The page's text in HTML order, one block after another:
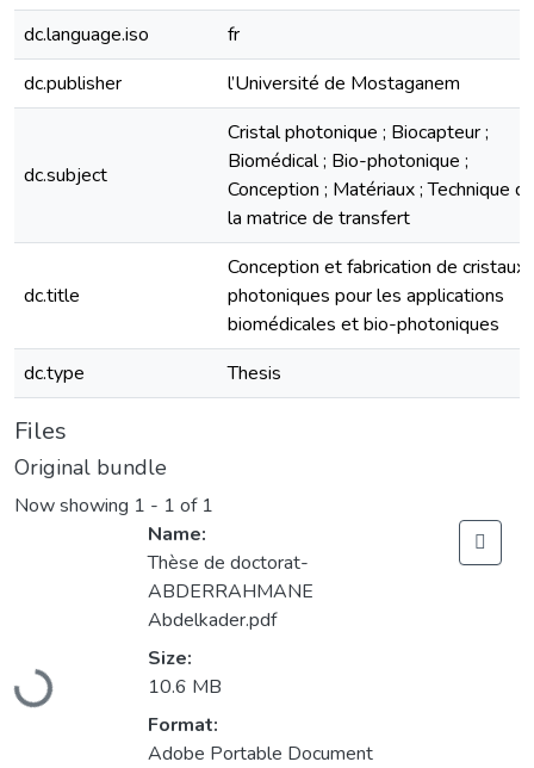
dc.language.iso
fr
dc.publisher
l’Université de Mostaganem
dc.subject
Cristal photonique ; Biocapteur ;
Biomédical ; Bio-photonique ;
Conception ; Matériaux ; Technique
la matrice de transfert
dc.title
Conception et fabrication de cristaux
photoniques pour les applications
biomédicales et bio-photoniques
dc.type
Thesis
Files
Original bundle
Now showing 1 - 1 of 1
Loading...
Name:
Thèse de doctorat-
ABDERRAHMANE
Abdelkader.pdf
Size:
10.6 MB
Format:
Adobe Portable Document